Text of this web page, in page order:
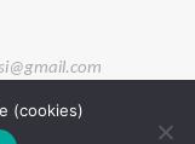
(cookies)